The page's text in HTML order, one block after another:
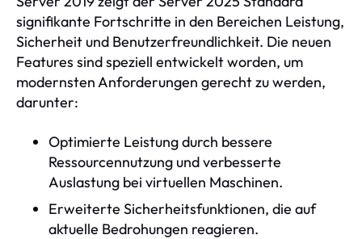
signifikante Fortschritte in den Bereichen Leistung,
Sicherheit und Benutzerfreundlichkeit. Die neuen
Features sind speziell entwickelt worden, um
modernsten Anforderungen gerecht zu werden,
darunter:
Optimierte Leistung durch bessere
Ressourcennutzung und verbesserte
Auslastung bei virtuellen Maschinen.
Erweiterte Sicherheitsfunktionen, die auf
aktuelle Bedrohungen reagieren.